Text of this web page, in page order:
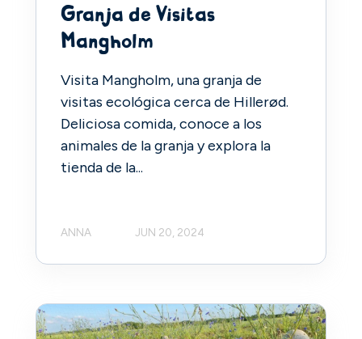
Granja de Visitas
Mangholm
Visita Mangholm, una granja de
visitas ecológica cerca de Hillerød.
Deliciosa comida, conoce a los
animales de la granja y explora la
tienda de la...
ANNA JUN 20, 2024